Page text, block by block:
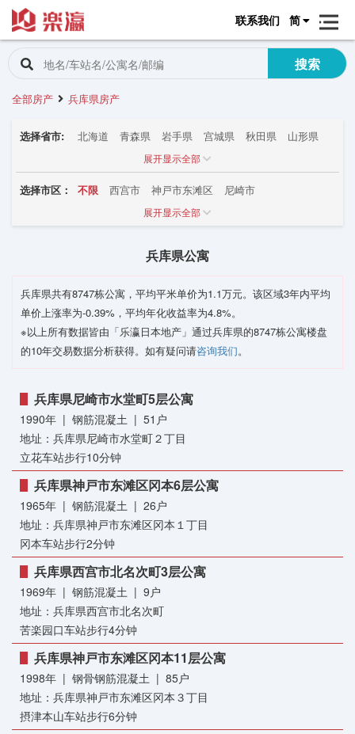
联系我们 简
搜索
全部房产 兵库県房产
选择省市: 北海道 青森県 岩手県 宫城県 秋田県
山形県
茨城県 栃木県 群马県
东京都
神奈川県 新潟県 富山県
石川県
福井県
山梨県 长野県 岐阜県 静冈県
滋贺県 京都府 大阪府
徳岛県 香川県 爱媛県
鹿児岛県
冲縄県
展开显示全部
选择市区： 不限 西宫市 神戸市东滩区
尼崎市
神戸市滩区
伊丹市 神戸市西区
加古川市 川西市
洲本市
赤穂市 たつの市 揖保郡太子町
淡路市
豊冈市
西脇市 加东市 南あわじ市
神崎郡神河町
养父市
展开显示全部
兵库県公寓
兵库県共有8747栋公寓，平均平米单价为1.1万元。该区域3年内平均
单价上涨率为-0.39%，平均年化收益率为4.8%。
※以上所有数据皆由「乐瀛日本地产」通过兵库県的8747栋公寓楼盘
的10年交易数据分析获得。如有疑问请咨询我们。
兵库県尼崎市水堂町5层公寓
1990年 | 钢筋混凝土 | 51户
地址：兵库県尼崎市水堂町２丁目
立花车站步行10分钟
兵库県神戸市东滩区冈本6层公寓
1965年 | 钢筋混凝土 | 26户
地址：兵库県神戸市东滩区冈本１丁目
冈本车站步行2分钟
兵库県西宫市北名次町3层公寓
1969年 | 钢筋混凝土 | 9户
地址：兵库県西宫市北名次町
苦楽园口车站步行4分钟
兵库県神戸市东滩区冈本11层公寓
1998年 | 钢骨钢筋混凝土 | 85户
地址：兵库県神戸市东滩区冈本３丁目
摂津本山车站步行6分钟